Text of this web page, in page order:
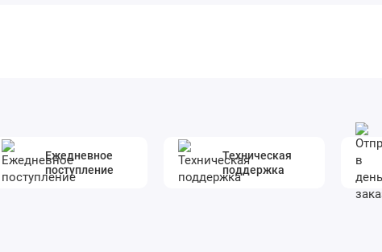
Ежедневное
поступление
Техническая
поддержка